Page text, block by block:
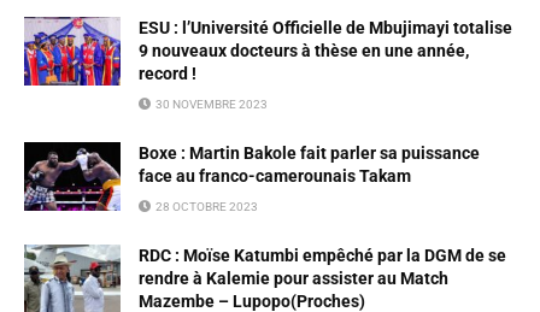
ESU : l’Université Officielle de Mbujimayi totalise
9 nouveaux docteurs à thèse en une année,
record !
30 NOVEMBRE 2023
Boxe : Martin Bakole fait parler sa puissance
face au franco-camerounais Takam
28 OCTOBRE 2023
RDC : Moïse Katumbi empêché par la DGM de se
rendre à Kalemie pour assister au Match
Mazembe – Lupopo(Proches)